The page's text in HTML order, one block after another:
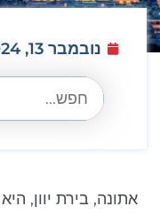
נובמבר 13, 2024
אתונה, בירת יוון,